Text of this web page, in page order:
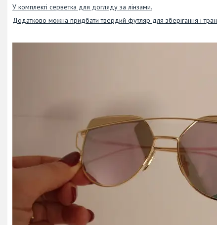
У комплекті серветка для догляду за лінзами.
Додатково можна придбати твердий футляр для зберігання і